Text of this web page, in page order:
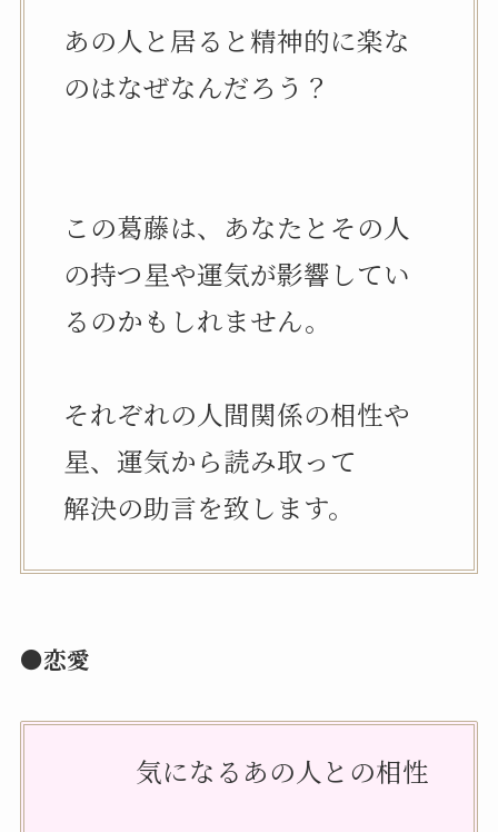
あの人と居ると精神的に楽な
のはなぜなんだろう？
この葛藤は、あなたとその人
の持つ星や運気が影響してい
るのかもしれません。
それぞれの人間関係の相性や
星、運気から読み取って
解決の助言を致します。
●恋愛
気になるあの人との相性